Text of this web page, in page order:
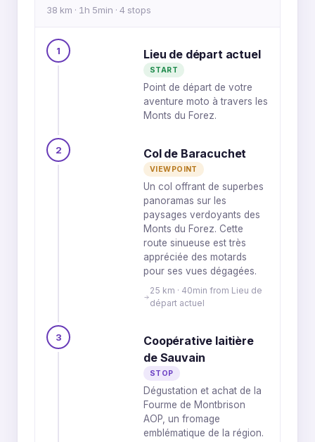
38 km · 1h 5min · 4 stops
1 Lieu de départ actuel
START
Point de départ de votre
aventure moto à travers les
Monts du Forez.
2 Col de Baracuchet
VIEWPOINT
Un col offrant de superbes
panoramas sur les
paysages verdoyants des
Monts du Forez. Cette
route sinueuse est très
appréciée des motards
pour ses vues dégagées.
25 km · 40min from Lieu de
départ actuel
3
Coopérative laitière
de Sauvain
STOP
Dégustation et achat de la
Fourme de Montbrison
AOP, un fromage
emblématique de la région.